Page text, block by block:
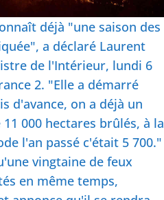
déjà "une saison des
a déclaré Laurent
de l'Intérieur, lundi 6
2. "Elle a démarré
d'avance, on a déjà un
000 hectares brûlés, à la
l'an passé c'était 5 700."
vingtaine de feux
en même temps,